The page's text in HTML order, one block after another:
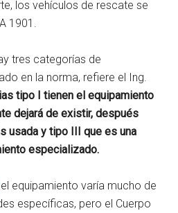
los vehículos de rescate se
1901.
tres categorías de
en la norma, refiere el Ing.
tipo I tienen el equipamiento
dejará de existir, después
usada y tipo III que es una
especializado.
el equipamiento varía mucho de
específicas, pero el Cuerpo